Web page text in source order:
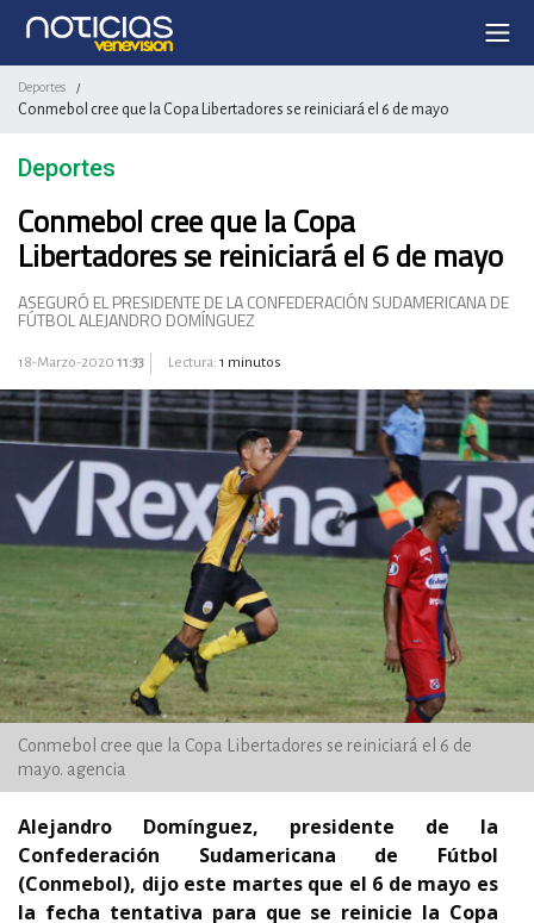
Deportes /
Conmebol cree que la Copa Libertadores se reiniciará el 6 de mayo
Deportes
Conmebol cree que la Copa
Libertadores se reiniciará el 6 de mayo
ASEGURÓ EL PRESIDENTE DE LA CONFEDERACIÓN SUDAMERICANA DE
FÚTBOL ALEJANDRO DOMÍNGUEZ
18-Marzo-2020 11:33 Lectura: 1 minutos
Conmebol cree que la Copa Libertadores se reiniciará el 6 de
mayo. agencia
Alejandro Domínguez, presidente de la
Confederación Sudamericana de Fútbol
(Conmebol), dijo este martes que el 6 de mayo es
la fecha tentativa para que se reinicie la Copa